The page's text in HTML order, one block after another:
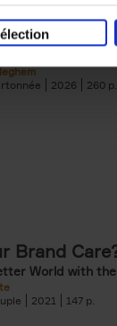
(ENG)
2026 260
Brand
World with
2021 147